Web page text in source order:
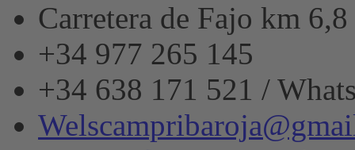
Carretera de Fajo km
+34 977 265 145
+34 638 171 521 /